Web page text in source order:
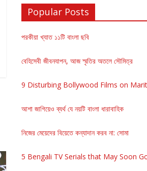
Popular Posts
পরকীয়া খ্যাত ১১টি বাংলা ছবি
বেহিসেবী জীবনযাপন, আজ স্মৃতির অতলে সৌমিত্র
9 Disturbing Bollywood Films on
আশা জাগিয়েও ব্যর্থ যে নয়টি বাংলা ধারাবাহিক
নিজের মেয়েদের বিয়েতে কন্যাদান করব না: সোমা
5 Bengali TV Serials that May Soon